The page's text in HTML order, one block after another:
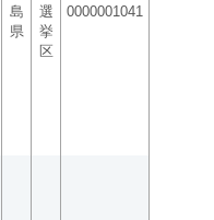
島
県
選
挙
区
0000001041